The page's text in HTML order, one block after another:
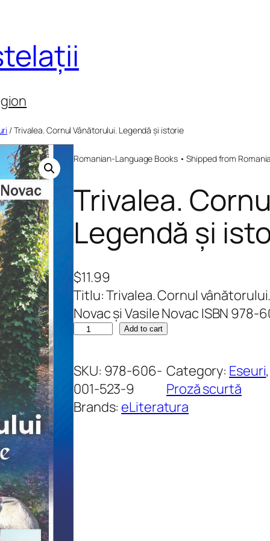
/ Trivalea. Cornul Vânătorului. Legendă și istorie
Romanian-Language Books • Shipped from
Trivalea.
Legendă și
$11.99
Titlu: Trivalea. Cornul
Novac și Vasile Novac ISBN
T
i
v
a
Add to cart
SKU: 978-606-
001-523-9
Category: Eseuri
Proză scurtă
Brands: eLiteratura